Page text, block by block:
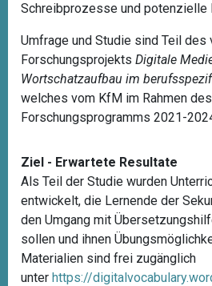
Schreibprozesse und potenzielle
Umfrage und Studie sind Teil des
Forschungsprojekts Digitale
Wortschatzaufbau im
welches vom KfM im Rahmen des
Forschungsprogramms 2021-
Ziel - Erwartete Resultate
Als Teil der Studie wurden
entwickelt, die Lernende der
den Umgang mit
sollen und ihnen
Materialien sind frei zugänglich
unter https://